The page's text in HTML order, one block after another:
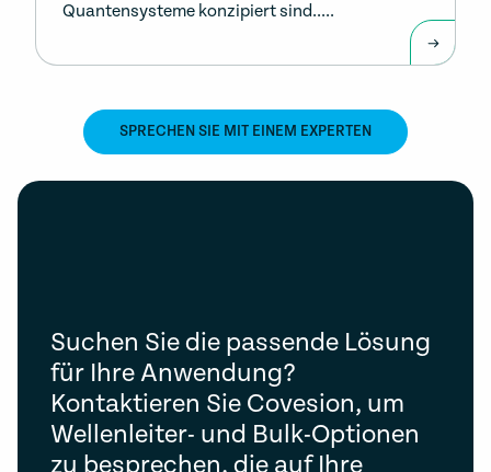
Quantensysteme konzipiert sind.....
SPRECHEN SIE MIT EINEM EXPERTEN
Suchen Sie die passende Lösung
für Ihre Anwendung?
Kontaktieren Sie Covesion, um
Wellenleiter- und Bulk-Optionen
zu besprechen, die auf Ihre